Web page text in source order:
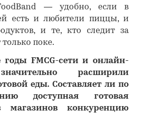
— удобно, если в
есть и любители пиццы, и
и те, кто следит за
поке.
годы FMCG-сети и онлайн-
расширили
еды. Составляет ли по
доступная готовая
магазинов конкуренцию